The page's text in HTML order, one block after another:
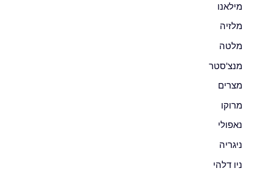
מילאנו
מלזיה
מלטה
מנצ'סטר
מצרים
מרוקו
נאפולי
ניגריה
ניו דלהי